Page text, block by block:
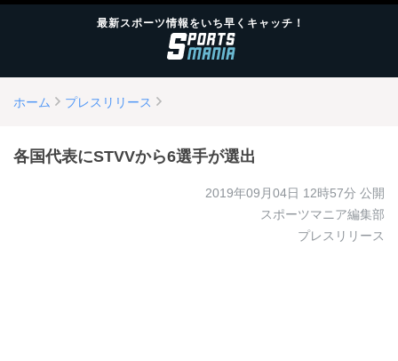
最新スポーツ情報をいち早くキャッチ！
ホーム プレスリリース
各国代表にSTVVから6選手が選出
2019年09月04日 12時57分 公開
スポーツマニア編集部
プレスリリース